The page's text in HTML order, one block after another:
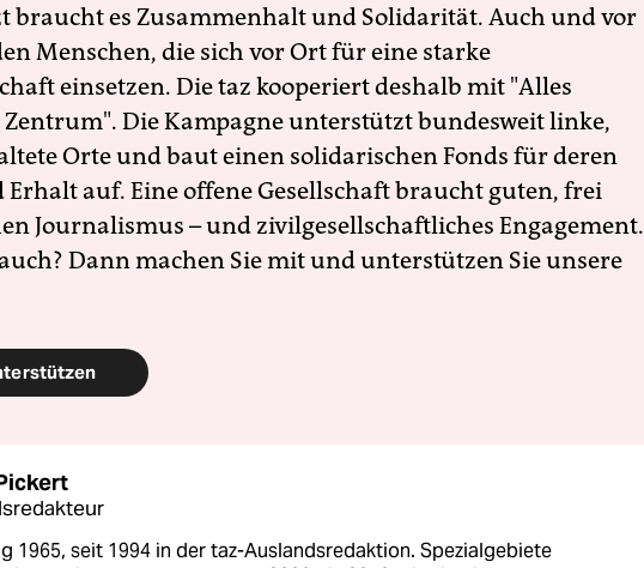
braucht es Zusammenhalt und Solidarität. Auch und vor
Menschen, die sich vor Ort für eine starke
einsetzen. Die taz kooperiert deshalb mit "Alles
Die Kampagne unterstützt bundesweit linke,
Orte und baut einen solidarischen Fonds für deren
Erhalt auf. Eine offene Gesellschaft braucht guten, frei
Journalismus – und zivilgesellschaftliches Engagement.
Dann machen Sie mit und unterstützen Sie unsere
1965, seit 1994 in der taz-Auslandsredaktion. Spezialgebiete